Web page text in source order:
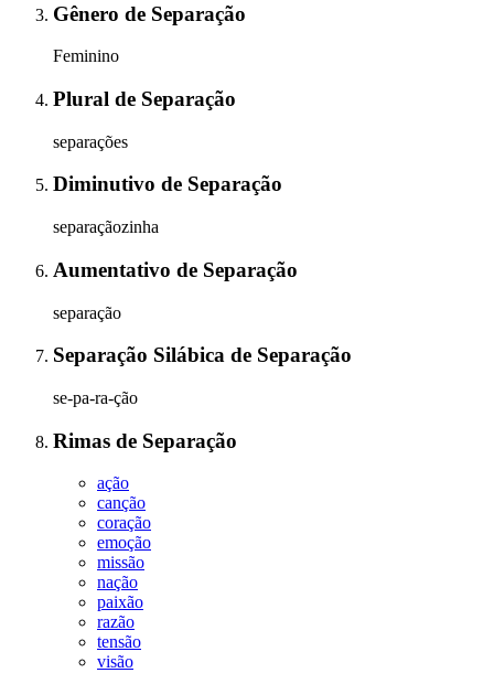
Gênero de Separação
Feminino
Plural de Separação
separações
Diminutivo de Separação
separaçãozinha
Aumentativo de Separação
separação
Separação Silábica de Separação
se-pa-ra-ção
Rimas de Separação
ação
canção
coração
emoção
missão
nação
paixão
razão
tensão
visão